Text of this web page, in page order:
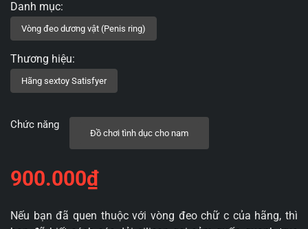
Chức năng
Đồ chơi tình dục cho nam
900.000₫
Nếu bạn đã quen thuộc với vòng đeo chữ c của hãng, thì